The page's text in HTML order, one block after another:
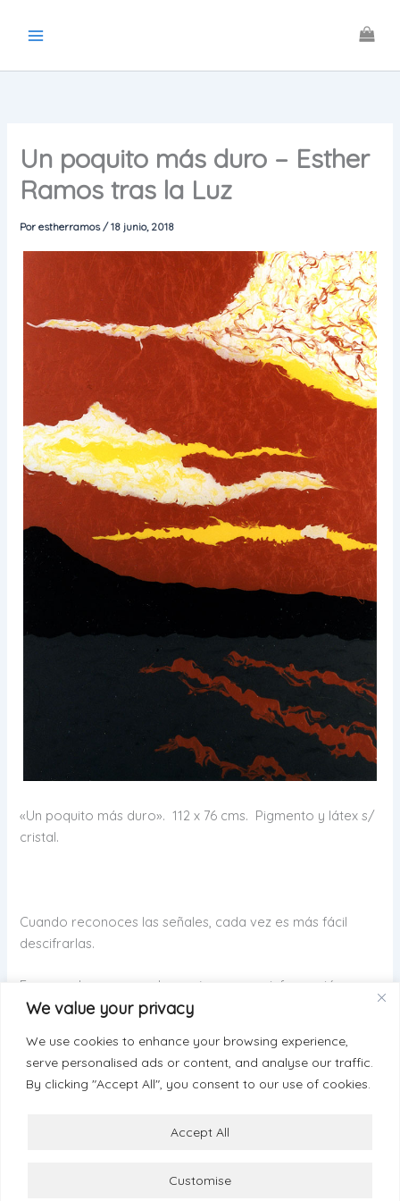
We value your privacy
We use cookies to enhance your browsing experience,
serve personalised ads or content, and analyse our traffic.
By clicking "Accept All", you consent to our use of cookies.
Customise
Accept All
Un poquito más duro – Esther
Ramos tras la Luz
Porestherramos/18 junio, 2018
«Un poquito más duro». 112 x 76 cms. Pigmento y látex s/
cristal.
Cuando reconoces las señales, cada vez es más fácil
descifrarlas.
Es aprender un nuevo lenguaje, con una información muy
precisa…